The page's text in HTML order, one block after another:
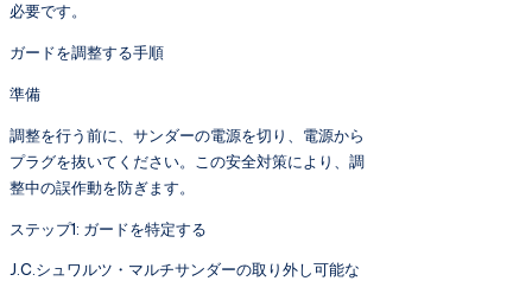
必要です。
ガードを調整する手順
準備
調整を行う前に、サンダーの電源を切り、電源から
プラグを抜いてください。この安全対策により、調
整中の誤作動を防ぎます。
ステップ1: ガードを特定する
J.C.シュワルツ・マルチサンダーの取り外し可能な